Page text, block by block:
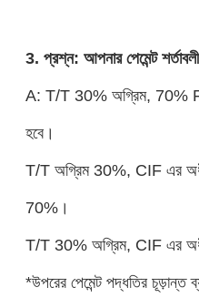
3. প্রশ্ন: আপনার পেমেন্ট
A: T/T 30% অগ্রিম, 70%
হবে।
T/T অগ্রিম 30%, CIF এর
70%।
T/T 30% অগ্রিম, CIF এর
*উপরের পেমেন্ট পদ্ধতির চূড়ান্ত